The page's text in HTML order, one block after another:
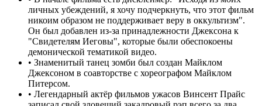
личных убеждений, я хочу подчеркнуть, что этот фильм
никоим образом не поддерживает веру в оккультизм".
Он был добавлен из-за принадлежности Джексона к
"Свидетелям Иеговы", которые были обеспокоены
демонической тематикой видео.
• Знаменитый танец зомби был создан Майклом
Джексоном в соавторстве с хореографом Майклом
Питерсом.
• Легендарный актёр фильмов ужасов Винсент Прайс